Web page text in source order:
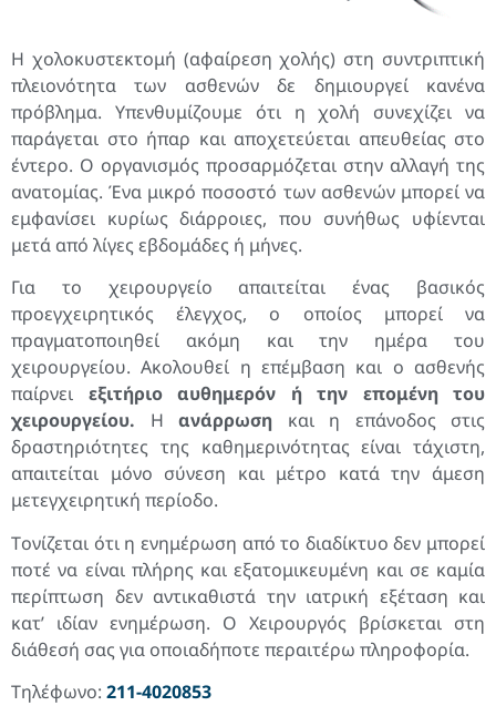
Η χολοκυστεκτομή (αφαίρεση χολής) στη συντριπτική
πλειονότητα των ασθενών δε δημιουργεί κανένα
πρόβλημα. Υπενθυμίζουμε ότι η χολή συνεχίζει να
παράγεται στο ήπαρ και αποχετεύεται απευθείας στο
έντερο. Ο οργανισμός προσαρμόζεται στην αλλαγή της
ανατομίας. Ένα μικρό ποσοστό των ασθενών μπορεί να
εμφανίσει κυρίως διάρροιες, που συνήθως υφίενται
μετά από λίγες εβδομάδες ή μήνες.
Για το χειρουργείο απαιτείται ένας βασικός
προεγχειρητικός έλεγχος, ο οποίος μπορεί να
πραγματοποιηθεί ακόμη και την ημέρα του
χειρουργείου. Ακολουθεί η επέμβαση και ο ασθενής
παίρνει εξιτήριο αυθημερόν ή την επομένη του
χειρουργείου. Η ανάρρωση και η επάνοδος στις
δραστηριότητες της καθημερινότητας είναι τάχιστη,
απαιτείται μόνο σύνεση και μέτρο κατά την άμεση
μετεγχειρητική περίοδο.
Tονίζεται ότι η ενημέρωση από το διαδίκτυο δεν μπορεί
ποτέ να είναι πλήρης και εξατομικευμένη και σε καμία
περίπτωση δεν αντικαθιστά την ιατρική εξέταση και
κατ’ ιδίαν ενημέρωση. Ο Χειρουργός βρίσκεται στη
διάθεσή σας για οποιαδήποτε περαιτέρω πληροφορία.
Τηλέφωνο: 211-4020853